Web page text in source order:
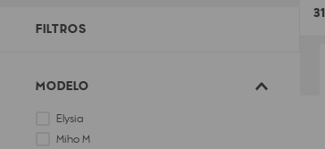
Lançamentos
FILTROS
MODELO
Elysia
Miho M
31